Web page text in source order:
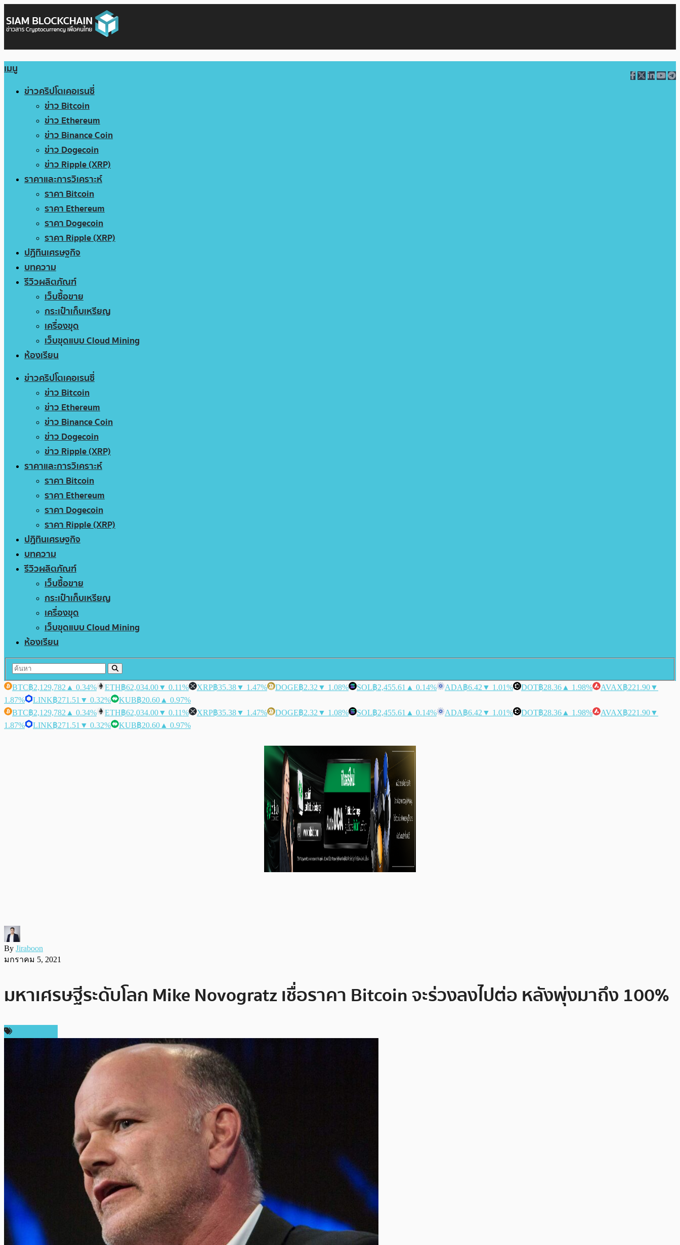
เมนู
ข่าวคริปโตเคอเรนซี่
ข่าว Bitcoin
ข่าว Ethereum
ข่าว Binance Coin
ข่าว Dogecoin
ข่าว Ripple (XRP)
ราคาและการวิเคราะห์
ราคา Bitcoin
ราคา Ethereum
ราคา Dogecoin
ราคา Ripple (XRP)
ปฏิทินเศรษฐกิจ
บทความ
รีวิวผลิตภัณฑ์
เว็บซื้อขาย
กระเป๋าเก็บเหรียญ
เครื่องขุด
เว็บขุดแบบ Cloud Mining
ห้องเรียน
ข่าวคริปโตเคอเรนซี่
ข่าว Bitcoin
ข่าว Ethereum
ข่าว Binance Coin
ข่าว Dogecoin
ข่าว Ripple (XRP)
ราคาและการวิเคราะห์
ราคา Bitcoin
ราคา Ethereum
ราคา Dogecoin
ราคา Ripple (XRP)
ปฏิทินเศรษฐกิจ
บทความ
รีวิวผลิตภัณฑ์
เว็บซื้อขาย
กระเป๋าเก็บเหรียญ
เครื่องขุด
เว็บขุดแบบ Cloud Mining
ห้องเรียน
BTC฿2,129,782 ▲ 0.34% ETH฿62,034.00▼ 0.11% XRP฿35.38▼ 1.47% DOGE฿2.32 ▼ 1.08% SOL฿2,455.61 ▲ 0.14% ADA฿6.42 ▼ 1.01% DOT฿28.36 ▲ 1.98% AVAX฿221.90▼
1.87%
LINK฿271.51 ▼ 0.32% KUB฿20.60 ▲ 0.97%
BTC฿2,129,782 ▲ 0.34% ETH฿62,034.00▼ 0.11% XRP฿35.38▼ 1.47% DOGE฿2.32 ▼ 1.08% SOL฿2,455.61 ▲ 0.14% ADA฿6.42 ▼ 1.01% DOT฿28.36 ▲ 1.98% AVAX฿221.90▼
1.87%
LINK฿271.51 ▼ 0.32% KUB฿20.60 ▲ 0.97%
By Jiraboon
มกราคม 5, 2021
มหาเศรษฐีระดับโลก Mike Novogratz เชื่อราคา Bitcoin จะร่วงลงไปต่อ หลังพุ่งมาถึง 100%